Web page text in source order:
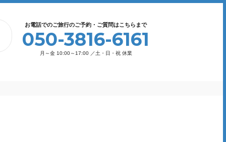
お電話でのご旅行のご予約・ご質問はこちらまで
050-3816-6161
月～金 10:00～17:00 ／土・日・祝 休業